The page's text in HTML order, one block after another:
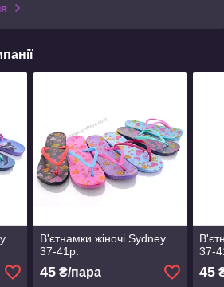
В'єтнамки жіночі Sydney
37-41р.
45₴/пара
37-
45